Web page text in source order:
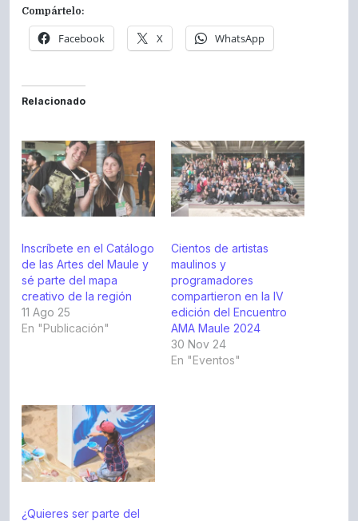
Compártelo:
Facebook X WhatsApp
Relacionado
Inscríbete en el Catálogo
de las Artes del Maule y
sé parte del mapa
creativo de la región
11 Ago 25
En "Publicación"
Cientos de artistas
maulinos y
programadores
compartieron en la IV
edición del Encuentro
AMA Maule 2024
30 Nov 24
En "Eventos"
¿Quieres ser parte del